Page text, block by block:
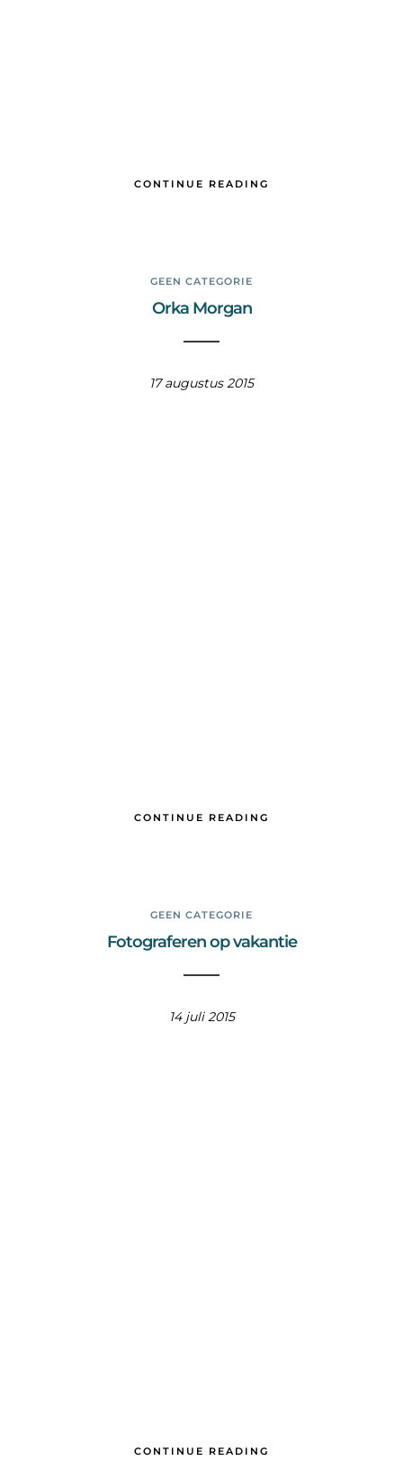
CONTINUE READING
GEEN CATEGORIE
Orka Morgan
17 augustus 2015
CONTINUE READING
GEEN CATEGORIE
Fotograferen op vakantie
14 juli 2015
CONTINUE READING